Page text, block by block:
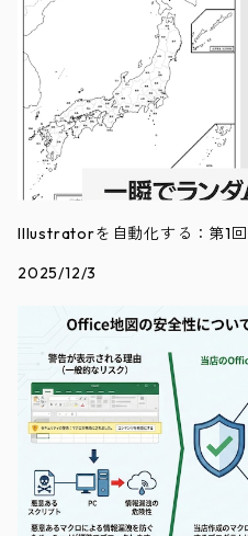
Illustratorを自動化する：第1
2025/12/3